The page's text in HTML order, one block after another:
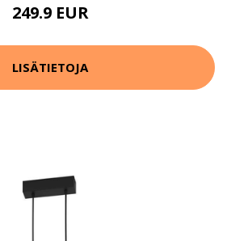
249.9 EUR
LISÄTIETOJA